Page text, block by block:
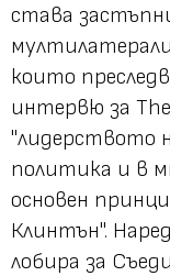
става
които
интервю за
"лидерството
политика и в
основен
Клинтън".
лобира за